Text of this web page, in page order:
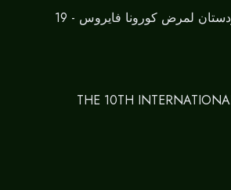
لمرض كورونا فايروس - 19
THE 10TH